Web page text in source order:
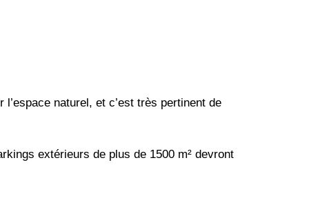
naturel, et c’est très pertinent de
extérieurs de plus de 1500 m² devront